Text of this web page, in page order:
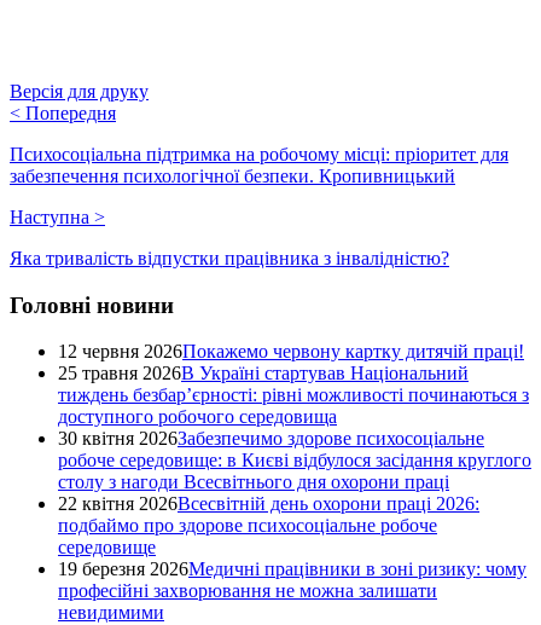
Версія для друку
< Попередня
Психосоціальна підтримка на робочому місці: пріоритет для
забезпечення психологічної безпеки. Кропивницький
Наступна >
Яка тривалість відпустки працівника з інвалідністю?
Головні новини
12 червня 2026Покажемо червону картку дитячій праці!
25 травня 2026В Україні стартував Національний
тиждень безбар’єрності: рівні можливості починаються з
доступного робочого середовища
30 квітня 2026Забезпечимо здорове психосоціальне
робоче середовище: в Києві відбулося засідання круглого
столу з нагоди Всесвітнього дня охорони праці
22 квітня 2026Всесвітній день охорони праці 2026:
подбаймо про здорове психосоціальне робоче
середовище
19 березня 2026Медичні працівники в зоні ризику: чому
професійні захворювання не можна залишати
невидимими